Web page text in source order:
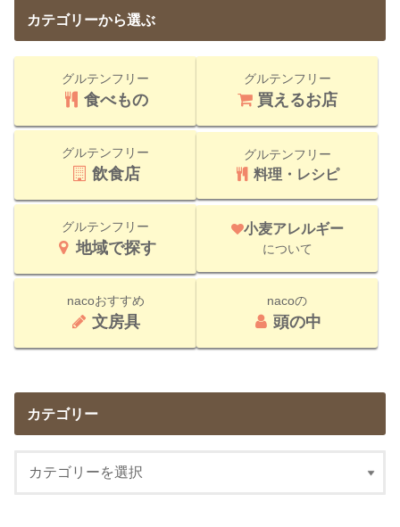
カテゴリーから選ぶ
グルテンフリー
食べもの
グルテンフリー
買えるお店
グルテンフリー
飲食店
グルテンフリー
料理・レシピ
グルテンフリー
地域で探す
小麦アレルギー
について
nacoおすすめ
文房具
nacoの
頭の中
カテゴリー